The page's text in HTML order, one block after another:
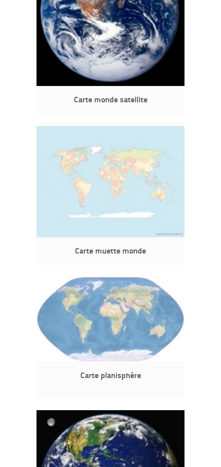
Carte monde satellite
Carte muette monde
Carte planisphère